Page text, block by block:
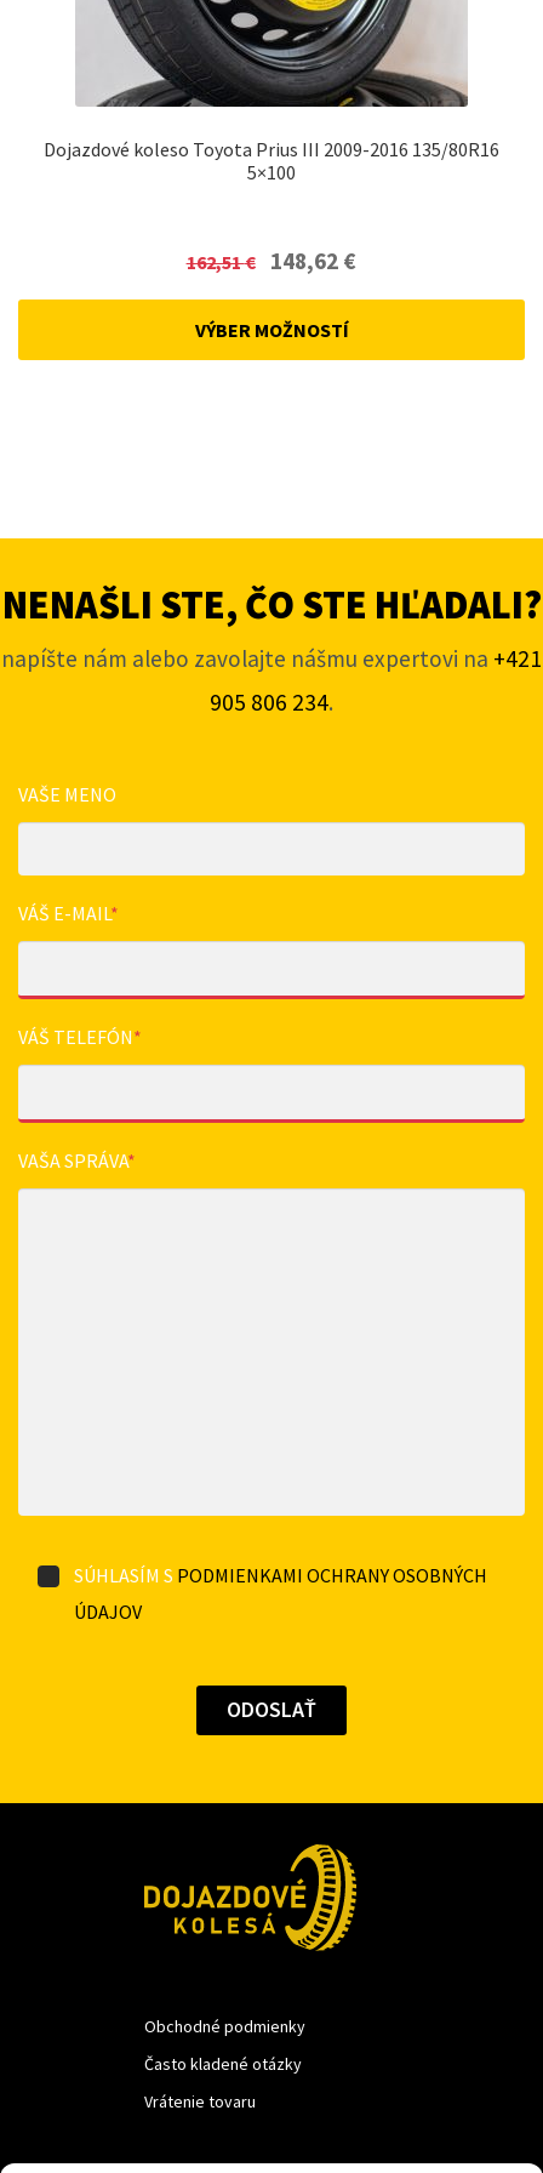
Dojazdové koleso Toyota Prius III 2009-2016 135/80R16
5×100
162,51€ Original
was:
148,62 €
VÝBER MOŽNOSTÍ
NENAŠLI STE, ČO STE HĽADALI?
napíšte nám alebo zavolajte nášmu expertovi na +421
905 806 234.
VAŠE MENO
VÁŠ E-MAIL*
VÁŠ TELEFÓN*
VAŠA SPRÁVA*
SÚHLASÍM S PODMIENKAMI OCHRANY OSOBNÝCH
ÚDAJOV
Obchodné podmienky
Často kladené otázky
Vrátenie tovaru